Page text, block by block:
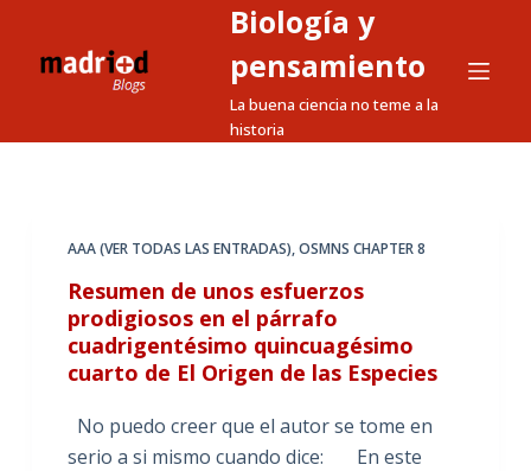
a
Biología y
pensamiento
La buena ciencia no teme a la
historia
AAA (VER TODAS LAS ENTRADAS),OSMNS CHAPTER 8
Resumen de unos esfuerzos
prodigiosos en el párrafo
cuadrigentésimo quincuagésimo
cuarto de El Origen de las Especies
No puedo creer que el autor se tome en
serio a si mismo cuando dice: En este